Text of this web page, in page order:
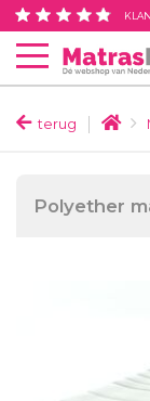
inhoud
terug
Polyether